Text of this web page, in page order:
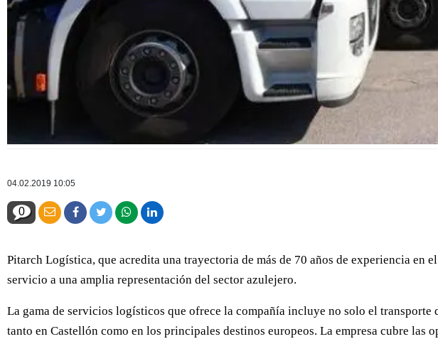
04.02.2019 10:05
0
Pitarch Logística, que acredita una trayectoria de más de 70 años de experiencia en
servicio a una amplia representación del sector azulejero.
La gama de servicios logísticos que ofrece la compañía incluye no solo el
tanto en Castellón como en los principales destinos europeos. La empresa cubre